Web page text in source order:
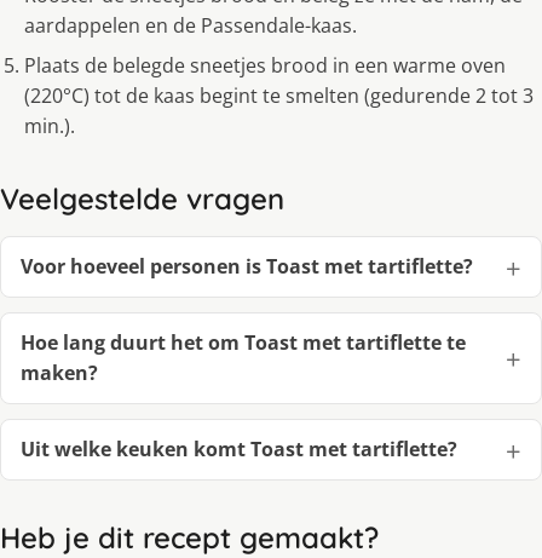
aardappelen en de Passendale-kaas.
Plaats de belegde sneetjes brood in een warme oven
(220°C) tot de kaas begint te smelten (gedurende 2 tot 3
min.).
Veelgestelde vragen
Voor hoeveel personen is Toast met tartiflette?
Hoe lang duurt het om Toast met tartiflette te
maken?
Uit welke keuken komt Toast met tartiflette?
Heb je dit recept gemaakt?